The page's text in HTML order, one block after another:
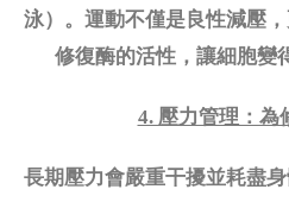
泳）。運動不僅是良性減壓
修復酶的活性，讓細胞變
4. 壓力管理：為
長期壓力會嚴重干擾並耗盡